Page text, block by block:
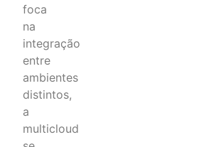
foca
na
integração
entre
ambientes
distintos,
a
multicloud